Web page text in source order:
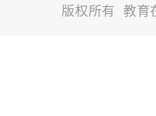
版权所有 教育